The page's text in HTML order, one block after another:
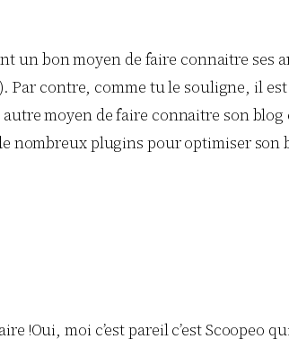
un bon moyen de faire connaitre
Par contre, comme tu le souligne, il
moyen de faire connaitre son
nombreux plugins pour optimiser son
!Oui, moi c’est pareil c’est Scoopeo